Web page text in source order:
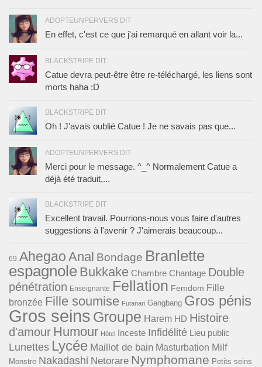
ADOPTEUNPERVERS DIT
En effet, c'est ce que j'ai remarqué en allant voir la...
BLACKSTRIPE DIT
Catue devra peut-être être re-téléchargé, les liens sont
morts haha :D
BLACKSTRIPE DIT
Oh ! J'avais oublié Catue ! Je ne savais pas que...
ADOPTEUNPERVERS DIT
Merci pour le message. ^_^ Normalement Catue a
déjà été traduit,...
BLACKSTRIPE DIT
Excellent travail. Pourrions-nous vous faire d'autres
suggestions à l'avenir ? J'aimerais beaucoup...
69 Ahegao Anal Bondage Branlette
espagnole Bukkake Chambre Chantage Double
pénétration Enseignante Fellation Femdom Fille
bronzée Fille soumise Futanari Gangbang Gros pénis
Gros seins Groupe Harem HD Histoire
d'amour Humour Hôtel Inceste Infidélité Lieu public
Lunettes Lycée Maillot de bain Masturbation Milf
Monstre Nakadashi Netorare Nymphomane Petits seins